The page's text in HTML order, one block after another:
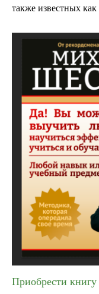
также известных как
Приобрести книгу